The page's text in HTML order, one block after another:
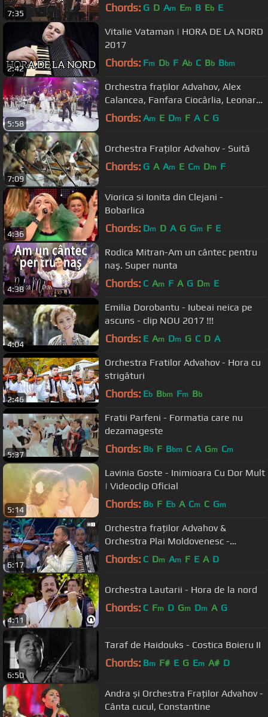
7:35 Chords: G D Am Em B Eb E
2:42
Vitalie Vataman | HORA DE LA NORD
2017
Chords: Fm Db F Ab C Bb Bbm
5:58
Orchestra fraților Advahov, Alex
Calancea, Fanfara Ciocârlia, Leonard
Lalaru - Balkan Brass Battle
Chords: Am E Dm F A C G
7:09
Orchestra Fraților Advahov - Suită
Chords: G A Am E Cm Dm F
4:36
Viorica si Ionita din Clejani -
Bobarlica
Chords: Dm D A G Gm F E
4:38
Rodica Mitran-Am un cântec pentru
naş. Super nunta
Chords: C Am F A G Dm E
4:04
Emilia Dorobantu - Iubeai neica pe
ascuns - clip NOU 2017 !!!
Chords: E Am Dm G C D A
2:46
Orchestra Fratilor Advahov - Hora cu
strigături
Chords: Eb Bbm Fm Bb
5:37
Fratii Parfeni - Formatia care nu
dezamageste
Chords: Bb F Bbm C A Gm Cm
5:14
Lavinia Goste - Inimioara Cu Dor Mult
| Videoclip Oficial
Chords: Bb F Eb A Cm C Gm
6:17
Orchestra fraților Advahov &
Orchestra Plai Moldovenesc -
Potpuriu
Chords: C Dm Am F E A D
4:11
Orchestra Lautarii - Hora de la nord
Chords: C Fm D Gm Dm A G
6:50
Taraf de Haidouks - Costica Boieru II
Chords: Bm F# E G Em A# D
Andra și Orchestra Fraților Advahov -
Cânta cucul, Constantine